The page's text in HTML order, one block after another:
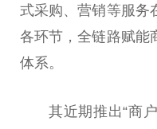
式采购、营销等服务
各环节，全链路赋能
体系。
其近期推出“商